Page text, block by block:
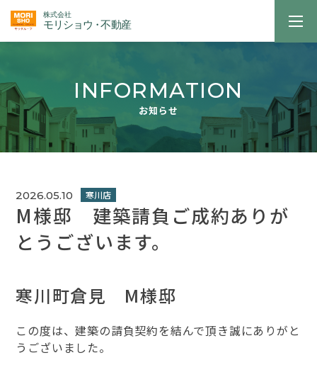
INFORMATION
お知らせ
2026.05.10
M様邸 建築請負ご成約ありが
とうございます。
寒川町倉見 M様邸
この度は、建築の請負契約を結んで頂き誠にありがと
うございました。